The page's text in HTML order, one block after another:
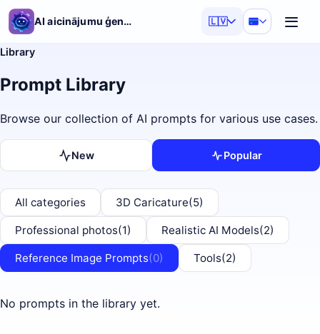
AI aicinājumu ģenerators 🇱🇻
Library
Prompt Library
Browse our collection of AI prompts for various use cases.
New Popular
All categories 3D Caricature(5)
Professional photos(1) Realistic AI Models(2)
Reference Image Prompts(0) Tools(2)
No prompts in the library yet.